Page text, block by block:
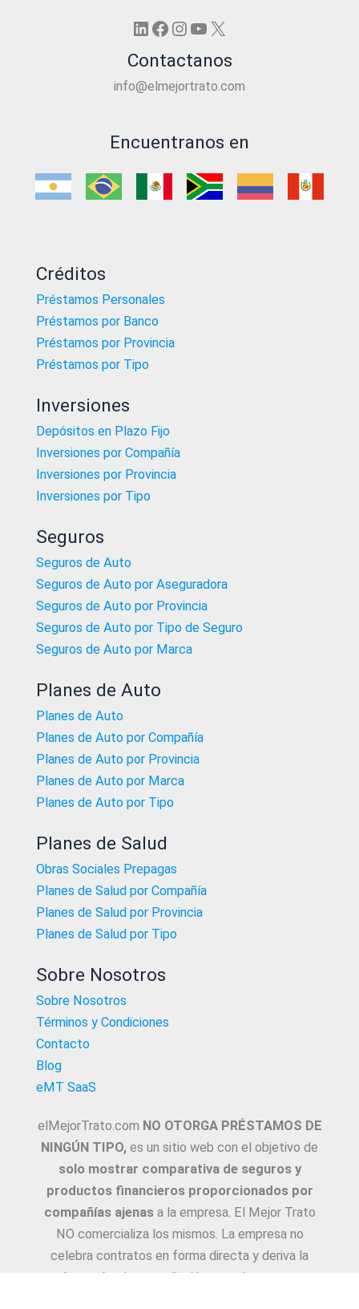
LinkedIn
Facebook
Instagram
YouTube
X
Contactanos
info@elmejortrato.com
Encuentranos en
Créditos
Préstamos Personales
Préstamos por Banco
Préstamos por Provincia
Préstamos por Tipo
Inversiones
Depósitos en Plazo Fijo
Inversiones por Compañía
Inversiones por Provincia
Inversiones por Tipo
Seguros
Seguros de Auto
Seguros de Auto por Aseguradora
Seguros de Auto por Provincia
Seguros de Auto por Tipo de Seguro
Seguros de Auto por Marca
Planes de Auto
Planes de Auto
Planes de Auto por Compañía
Planes de Auto por Provincia
Planes de Auto por Marca
Planes de Auto por Tipo
Planes de Salud
Obras Sociales Prepagas
Planes de Salud por Compañía
Planes de Salud por Provincia
Planes de Salud por Tipo
Sobre Nosotros
Sobre Nosotros
Términos y Condiciones
Contacto
Blog
eMT SaaS
elMejorTrato.com NO OTORGA PRÉSTAMOS DE
NINGÚN TIPO, es un sitio web con el objetivo de
solo mostrar comparativa de seguros y
productos financieros proporcionados por
compañías ajenasa la empresa. El Mejor Trato
NO comercializa los mismos. La empresa no
celebra contratos en forma directa y deriva la
Asesoría e intermediación a productores y